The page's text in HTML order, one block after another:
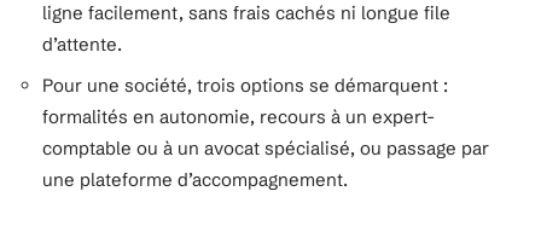
ligne facilement, sans frais cachés ni longue file
d’attente.
Pour une société, trois options se démarquent :
formalités en autonomie, recours à un expert-
comptable ou à un avocat spécialisé, ou passage par
une plateforme d’accompagnement.